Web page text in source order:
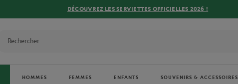
DÉCOUVREZ LES SERVIETTES OFFICIELLES 2026 !
HOMMES FEMMES ENFANTS SOUVENIRS & ACCESSOIRES